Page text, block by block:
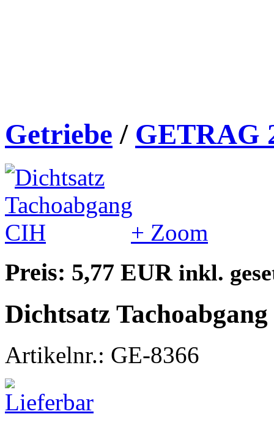
Getriebe / GETRAG
+ Zoom
Preis: 5,77 EUR inkl.
Dichtsatz
Artikelnr.: GE-8366